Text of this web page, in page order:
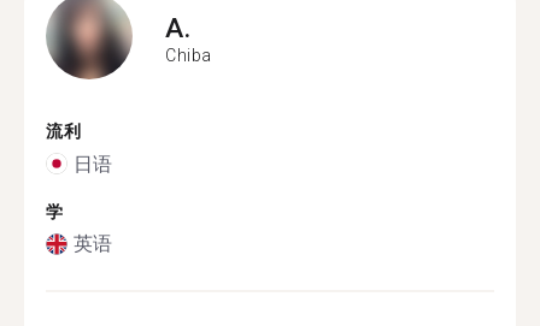
A.
Chiba
流利
日语
学
英语